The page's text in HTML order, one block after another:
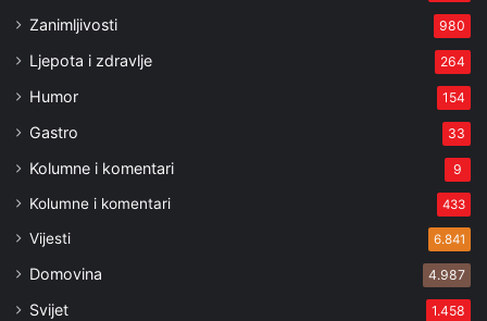
Zanimljivosti 980
Ljepota i zdravlje 264
Humor 154
Gastro 33
Kolumne i komentari 9
Kolumne i komentari 433
Vijesti 6.841
Domovina 4.987
Svijet 1.458